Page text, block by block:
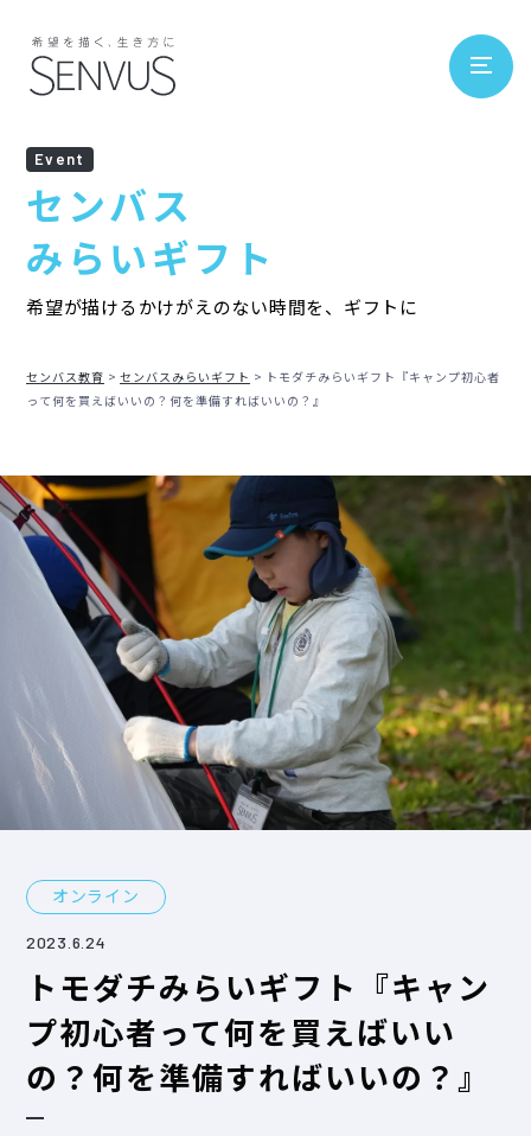
Event
センバス
みらいギフト
希望が描けるかけがえのない時間を、ギフトに
センバス教育 センバスみらいギフト
トモダチみらいギフト『キャンプ初心者
って何を買えばいいの？何を準備すればいいの？』
オンライン
2023.6.24
トモダチみらいギフト『キャン
プ初心者って何を買えばいい
の？何を準備すればいいの？』